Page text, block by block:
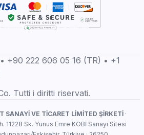
+90 222 606 05 16 (TR) • +1
Tutti i diritti riservati.
SANAYİ VE TİCARET LİMİTED ŞİRKETİ·
11228 Sk. Yunus Emre KOBİ Sanayi Sitesi